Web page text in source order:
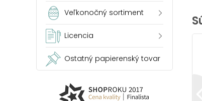
Veľkonočný sortiment
Licencia
Ostatný papierenský tovar